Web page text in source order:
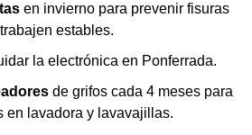
en invierno para prevenir fisuras
estables.
la electrónica en Ponferrada.
de grifos cada 4 meses para
en lavadora y lavavajillas.